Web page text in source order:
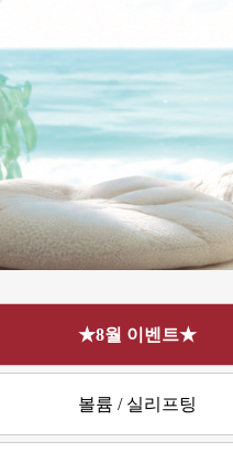
★8월 이벤트★
볼륨 / 실리프팅